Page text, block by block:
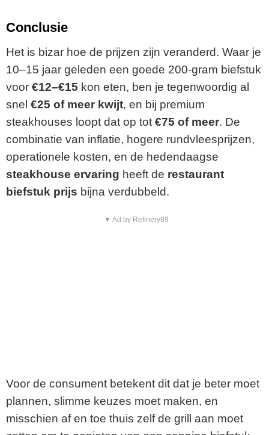
Conclusie
Het is bizar hoe de prijzen zijn veranderd. Waar je
10–15 jaar geleden een goede 200-gram biefstuk
voor €12–€15 kon eten, ben je tegenwoordig al
snel €25 of meer kwijt, en bij premium
steakhouses loopt dat op tot €75 of meer. De
combinatie van inflatie, hogere rundvleesprijzen,
operationele kosten, en de hedendaagse
steakhouse ervaring heeft de restaurant
biefstuk prijs bijna verdubbeld.
▼ Ad by Refinery89
Voor de consument betekent dit dat je beter moet
plannen, slimme keuzes moet maken, en
misschien af en toe thuis zelf de grill aan moet